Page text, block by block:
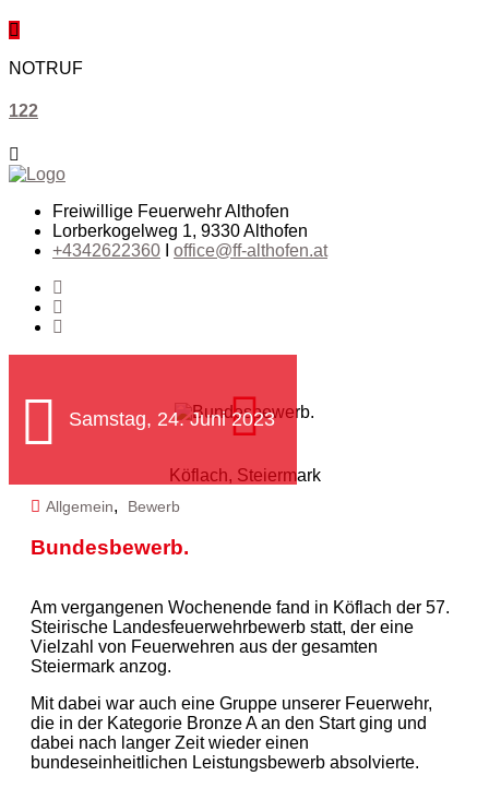
NOTRUF
122
Freiwillige Feuerwehr Althofen
Lorberkogelweg 1, 9330 Althofen
+4342622360
office@ff-althofen.at
Samstag, 24. Juni 2023
Köflach, Steiermark
Allgemein, Bewerb
Bundesbewerb.
Am vergangenen Wochenende fand in Köflach der 57.
Steirische Landesfeuerwehrbewerb statt, der eine
Vielzahl von Feuerwehren aus der gesamten
Steiermark anzog.
Mit dabei war auch eine Gruppe unserer Feuerwehr,
die in der Kategorie Bronze A an den Start ging und
dabei nach langer Zeit wieder einen
bundeseinheitlichen Leistungsbewerb absolvierte.